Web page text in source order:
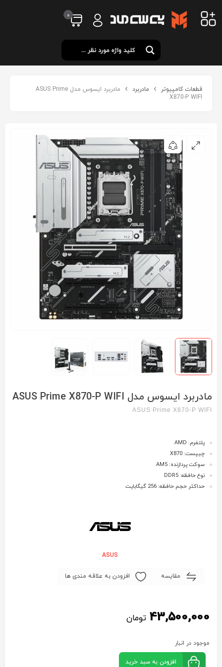
0
قطعات کامپیوتر مادربرد
مادربرد ایسوس مدل ASUS Prime
X870-P WIFI
مادربرد ایسوس مدل ASUS Prime X870-P WIFI
ASUS Prime X870-P WIFI
پلتفرم: AMD
چیپست: X870
سوکت پردازنده: AM5
نوع حافظه: DDR5
حداکثر حجم حافظه: 256 گیگابایت
ASUS
مقایسه افزودن به علاقه مندی ها
43,500,000 تومان
موجود در انبار
افزودن به سبد خرید